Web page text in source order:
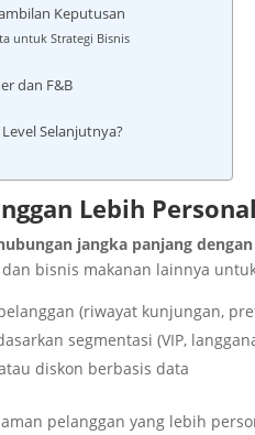
Keputusan
untuk Strategi Bisnis
dan F&B
Selanjutnya?
Lebih Personal
jangka panjang
bisnis makanan lainnya
(riwayat kunjungan,
segmentasi (VIP,
diskon berbasis data
pelanggan yang lebih